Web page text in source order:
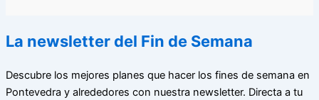
La newsletter del Fin de Semana
Descubre los mejores planes que hacer los fines de semana en
Pontevedra y alrededores con nuestra newsletter. Directa a tu